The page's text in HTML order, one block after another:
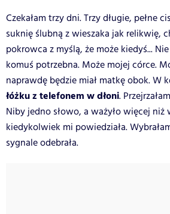
Czekałam trzy dni. Trzy długie, pełne
suknię ślubną z wieszaka jak relikwię,
pokrowca z myślą, że może kiedyś...
komuś potrzebna. Może mojej córce.
naprawdę będzie miał matkę obok.W
łóżku z telefonem w dłoni.
Niby jedno słowo, a ważyło więcej niż
kiedykolwiek mi powiedziała.
sygnale odebrała.